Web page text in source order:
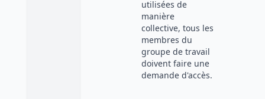
utilisées de
manière
collective, tous les
membres du
groupe de travail
doivent faire une
demande d'accès.